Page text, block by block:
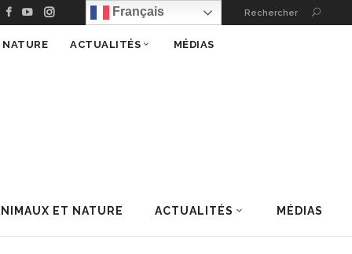
Français Rechercher
ET NATURE ACTUALITÉS MÉDIAS
ACTUALITÉS MÉDIAS